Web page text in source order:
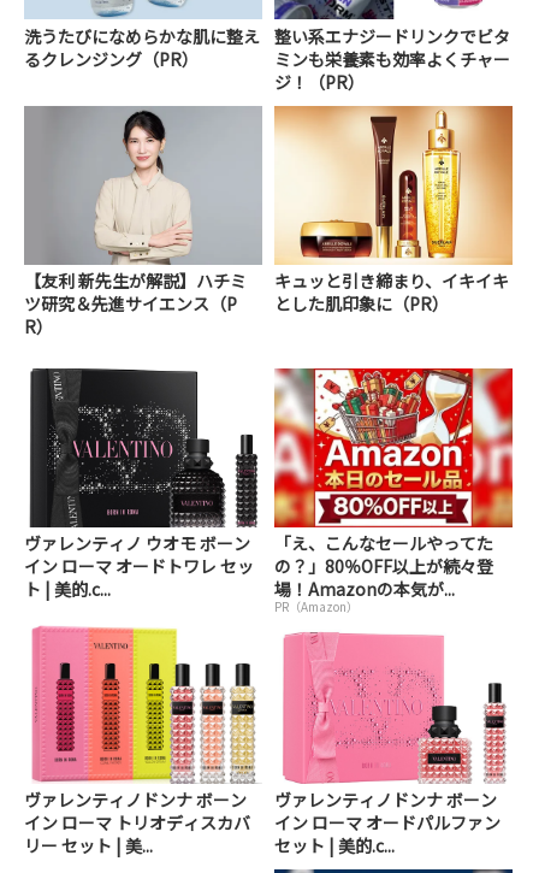
洗うたびになめらかな肌に整え
るクレンジング（PR）
整い系エナジードリンクでビタ
ミンも栄養素も効率よくチャー
ジ！（PR）
【友利 新先生が解説】ハチミ
ツ研究＆先進サイエンス（P
R）
キュッと引き締まり、イキイキ
とした肌印象に（PR）
ヴァレンティノ ウオモ ボーン
イン ローマ オードトワレ セッ
ト | 美的.c...
「え、こんなセールやってた
の？」80％OFF以上が続々登
場！Amazonの本気が...
PR（Amazon）
ヴァレンティノドンナ ボーン
イン ローマ トリオディスカバ
リー セット | 美...
ヴァレンティノドンナ ボーン
イン ローマ オードパルファン
セット | 美的.c...